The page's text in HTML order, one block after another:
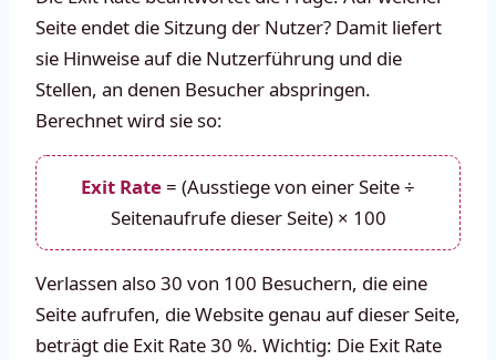
Seite endet die Sitzung der Nutzer? Damit liefert
sie Hinweise auf die Nutzerführung und die
Stellen, an denen Besucher abspringen.
Berechnet wird sie so:
Exit Rate = (Ausstiege von einer Seite ÷
Seitenaufrufe dieser Seite) × 100
Verlassen also 30 von 100 Besuchern, die eine
Seite aufrufen, die Website genau auf dieser Seite,
beträgt die Exit Rate 30 %. Wichtig: Die Exit Rate